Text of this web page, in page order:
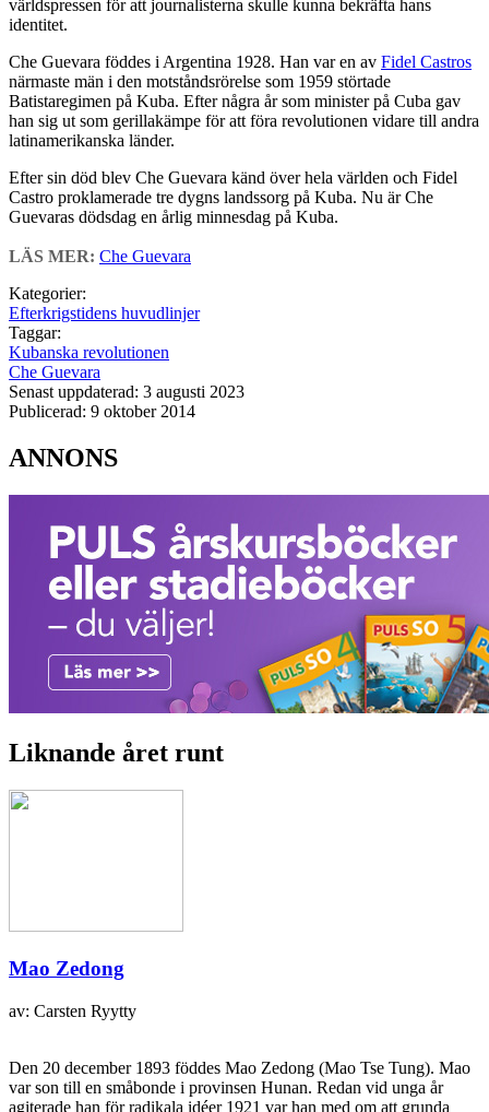
världspressen för att journalisterna skulle kunna bekräfta hans
identitet.
Che Guevara föddes i Argentina 1928. Han var en av Fidel Castros
närmaste män i den motståndsrörelse som 1959 störtade
Batistaregimen på Kuba. Efter några år som minister på Cuba gav
han sig ut som gerillakämpe för att föra revolutionen vidare till andra
latinamerikanska länder.
Efter sin död blev Che Guevara känd över hela världen och Fidel
Castro proklamerade tre dygns landssorg på Kuba. Nu är Che
Guevaras dödsdag en årlig minnesdag på Kuba.
LÄS MER: Che Guevara
Kategorier:
Efterkrigstidens huvudlinjer
Taggar:
Kubanska revolutionen
Che Guevara
Senast uppdaterad: 3 augusti 2023
Publicerad: 9 oktober 2014
ANNONS
Liknande året runt
Mao Zedong
av: Carsten Ryytty
Den 20 december 1893 föddes Mao Zedong (Mao Tse Tung). Mao
var son till en småbonde i provinsen Hunan. Redan vid unga år
agiterade han för radikala idéer 1921 var han med om att grunda